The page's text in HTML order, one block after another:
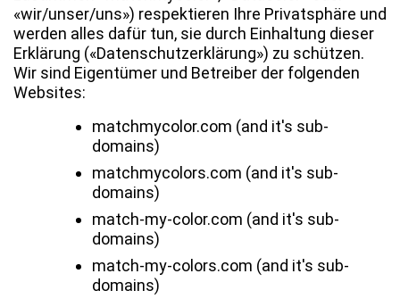
«wir/unser/uns») respektieren Ihre Privatsphäre und
werden alles dafür tun, sie durch Einhaltung dieser
Erklärung («Datenschutzerklärung») zu schützen.
Wir sind Eigentümer und Betreiber der folgenden
Websites:
matchmycolor.com (and it's sub-
domains)
matchmycolors.com (and it's sub-
domains)
match-my-color.com (and it's sub-
domains)
match-my-colors.com (and it's sub-
domains)